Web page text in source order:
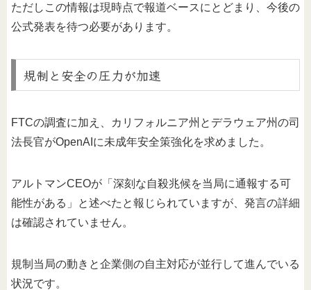
ただしこの情報は現時点で報道ベースにとどまり、今後の
公式発表を待つ必要があります。
規制と安全の圧力が加速
FTCの調査に加え、カリフォルニア州とデラウェア州の司
法長官がOpenAIに未成年安全策強化を求めました。
アルトマンCEOが「深刻な自殺兆候を当局に通報する可
能性がある」と述べたと報じられていますが、発言の詳細
は確認されていません。
規制当局の動きと企業側の自主対応が並行して進んでいる
状況です。